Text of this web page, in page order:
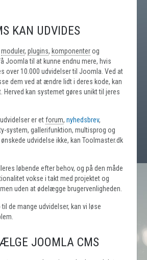
KAN UDVIDES
moduler, plugins, komponenterog
Joomla til at kunne endnu mere, hvis
over 10.000 udvidelser til Joomla. Ved at
dem ved at ændre lidt i deres kode, kan
kan systemet gøres unikt til jeres
er etforum, nyhedsbrev,
system, gallerifunktion, multisprog og
ønskede udvidelse ikke, kan Toolmaster.dk
løbende efter behov, og på den måde
vokse i takt med projektet og
uden at ødelægge brugervenligheden.
de mange udvidelser, kan vi løse
JOOMLA CMS